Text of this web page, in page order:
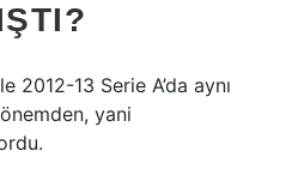
2012-13 Serie A’da aynı
yani